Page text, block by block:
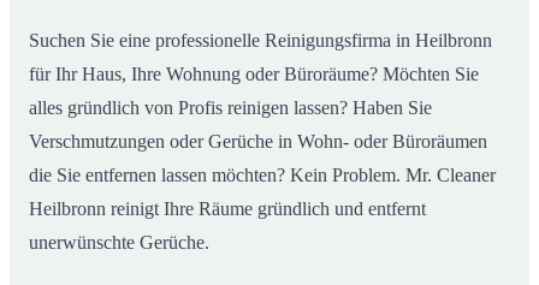
Suchen Sie eine professionelle Reinigungsfirma in Heilbronn
für Ihr Haus, Ihre Wohnung oder Büroräume? Möchten Sie
alles gründlich von Profis reinigen lassen? Haben Sie
Verschmutzungen oder Gerüche in Wohn- oder Büroräumen
die Sie entfernen lassen möchten? Kein Problem. Mr. Cleaner
Heilbronn reinigt Ihre Räume gründlich und entfernt
unerwünschte Gerüche.